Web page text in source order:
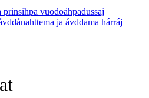
prinsihpa vuodoåhpadussaj
ja ávddama hárráj